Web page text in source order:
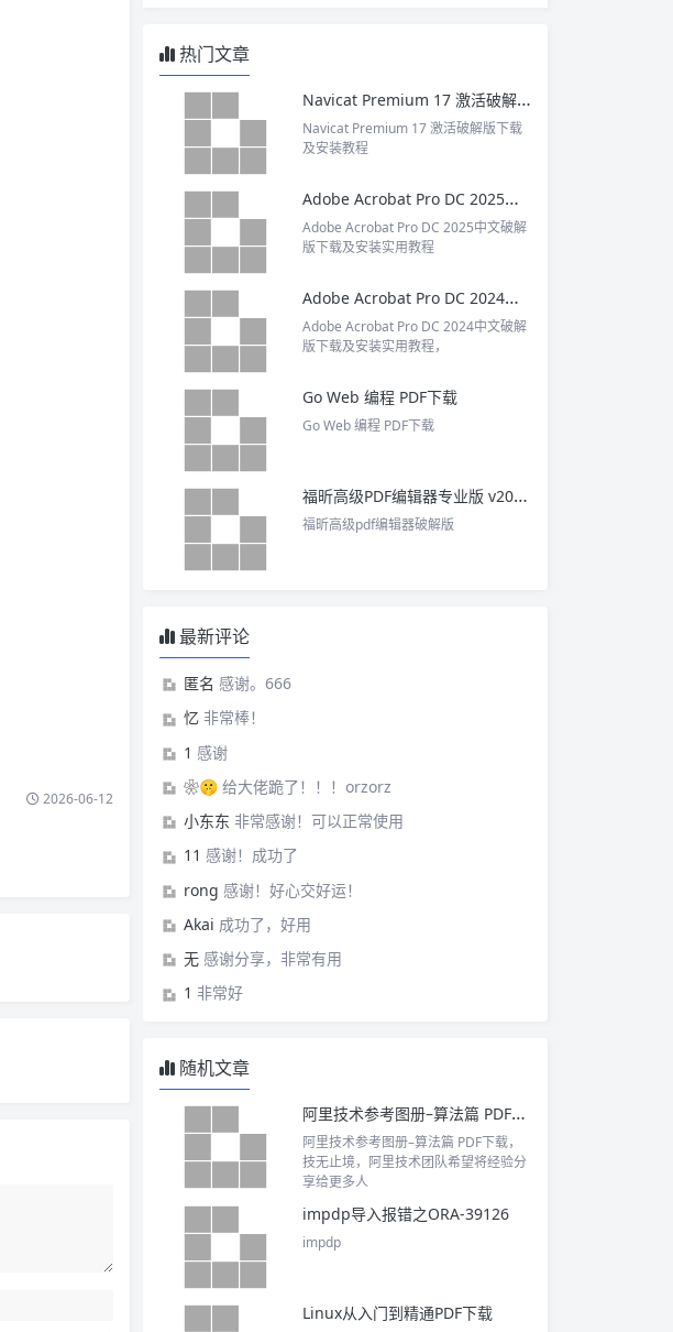
2026-06-12
热门文章
Navicat Premium 17 激活破解版下载及安装教程
Navicat Premium 17 激活破解版下载
及安装教程
Adobe Acrobat Pro DC 2025中文破解版下载及安装实用教程
Adobe Acrobat Pro DC 2025中文破解
版下载及安装实用教程
Adobe Acrobat Pro DC 2024中文破解版下载及安装实用教程
Adobe Acrobat Pro DC 2024中文破解
版下载及安装实用教程，
Go Web 编程 PDF下载
Go Web 编程 PDF下载
福昕高级PDF编辑器专业版 v2025 中文激活版
福昕高级pdf编辑器破解版
最新评论
匿名 感谢。666
忆 非常棒！
1 感谢
❀🤫 给大佬跪了！！！orzorz
小东东 非常感谢！可以正常使用
11 感谢！成功了
rong 感谢！好心交好运！
Akai 成功了，好用
无 感谢分享，非常有用
1 非常好
随机文章
阿里技术参考图册–算法篇 PDF下载
阿里技术参考图册–算法篇 PDF下载，
技无止境，阿里技术团队希望将经验分
享给更多人
impdp导入报错之ORA-39126
impdp
Linux从入门到精通PDF下载